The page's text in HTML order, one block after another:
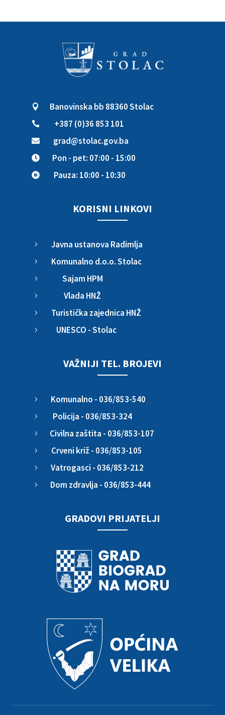
 Banovinska bb 88360 Stolac
 +387 (0)36 853 101
 grad@stolac.gov.ba
 Pon - pet: 07:00 - 15:00
 Pauza: 10:00 - 10:30
KORISNI LINKOVI
5 Javna ustanova Radimlja
5 Komunalno d.o.o. Stolac
5 Sajam HPM
5 Vlada HNŽ
5 Turistička zajednica HNŽ
5 UNESCO - Stolac
VAŽNIJI TEL. BROJEVI
5 Komunalno - 036/853-540
5 Policija - 036/853-324
5 Civilna zaštita - 036/853-107
5 Crveni križ - 036/853-105
5 Vatrogasci - 036/853-212
5 Dom zdravlja - 036/853-444
GRADOVI PRIJATELJI